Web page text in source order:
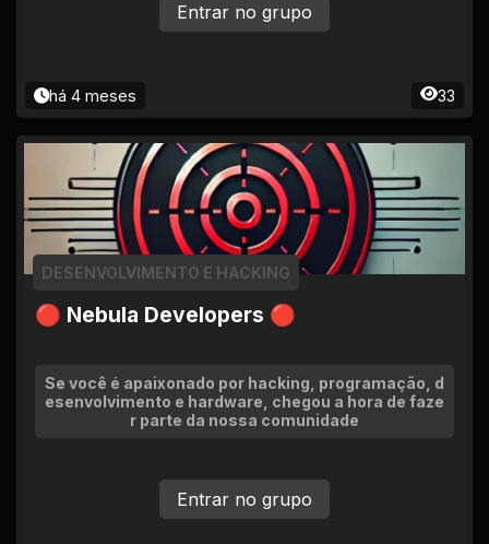
há 4 meses 33
Entrar no grupo
🔴 Nebula Developers 🔴
DESENVOLVIMENTO E HACKING
Se você é apaixonado por hacking, programação, d
esenvolvimento e hardware, chegou a hora de faze
r parte da nossa comunidade
Entrar no grupo